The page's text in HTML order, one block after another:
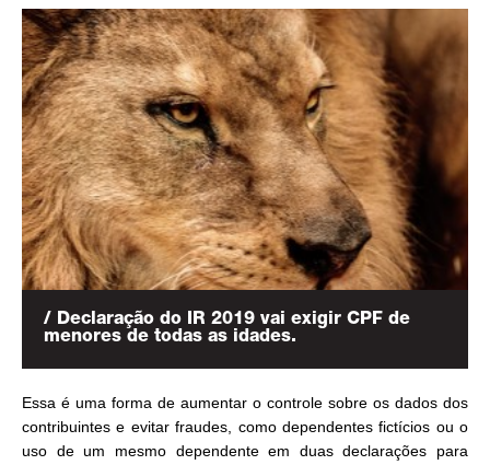
/ Declaração do IR 2019 vai exigir CPF de
menores de todas as idades.
Essa é uma forma de aumentar o controle sobre os dados dos
contribuintes e evitar fraudes, como dependentes fictícios ou o
uso de um mesmo dependente em duas declarações para